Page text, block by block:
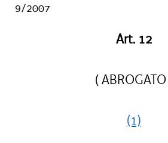
9/2007
Art. 12
(
(1)